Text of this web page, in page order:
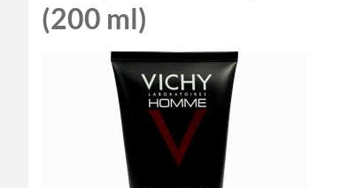
(200 ml)